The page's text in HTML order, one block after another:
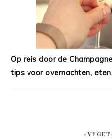
Op reis door de
tips voor overnachten,